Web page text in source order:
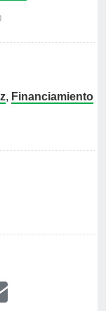
, Financiamiento